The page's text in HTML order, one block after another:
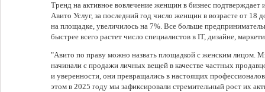
Тренд на активное вовлечение женщин в бизнес
Авито Услуг, за последний год число женщин в возрасте от 18
на площадке, увеличилось на 7%. Все больше
быстрее всего растет число специалистов в IT, дизайне,
"Авито по праву можно назвать площадкой с женским лицом.
начинали с продажи личных вещей в качестве частных
и уверенности, они превращались в настоящих
этом в 2025 году мы зафиксировали стремительный рост их